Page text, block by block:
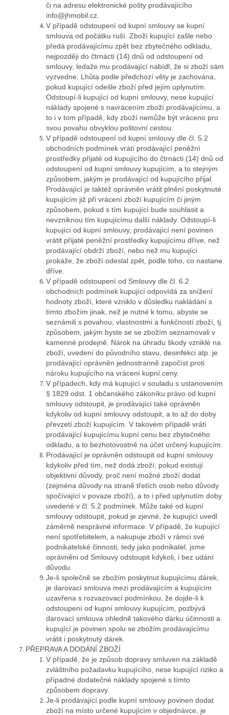
či na adresu elektronické pošty prodávajícího
info@jhmobil.cz.
V případě odstoupení od kupní smlouvy se kupní
smlouva od počátku ruší. Zboží kupující zašle nebo
předá prodávajícímu zpět bez zbytečného odkladu,
nejpozději do čtrnácti (14) dnů od odstoupení od
smlouvy, ledaže mu prodávající nabídl, že si zboží sám
vyzvedne. Lhůta podle předchozí věty je zachována,
pokud kupující odešle zboží před jejím uplynutím.
Odstoupí-li kupující od kupní smlouvy, nese kupující
náklady spojené s navrácením zboží prodávajícímu, a
to i v tom případě, kdy zboží nemůže být vráceno pro
svou povahu obvyklou poštovní cestou.
V případě odstoupení od kupní smlouvy dle čl. 5.2
obchodních podmínek vrátí prodávající peněžní
prostředky přijaté od kupujícího do čtrnácti (14) dnů od
odstoupení od kupní smlouvy kupujícím, a to stejným
způsobem, jakým je prodávající od kupujícího přijal.
Prodávající je taktéž oprávněn vrátit plnění poskytnuté
kupujícím již při vrácení zboží kupujícím či jiným
způsobem, pokud s tím kupující bude souhlasit a
nevzniknou tím kupujícímu další náklady. Odstoupí-li
kupující od kupní smlouvy, prodávající není povinen
vrátit přijaté peněžní prostředky kupujícímu dříve, než
prodávající obdrží zboží, nebo než mu kupující
prokáže, že zboží odeslal zpět, podle toho, co nastane
dříve.
V případě odstoupení od Smlouvy dle čl. 6.2
obchodních podmínek kupující odpovídá za snížení
hodnoty zboží, které vzniklo v důsledku nakládání s
tímto zbožím jinak, než je nutné k tomu, abyste se
seznámili s povahou, vlastnostmi a funkčností zboží, tj.
způsobem, jakým byste se se zbožím seznamovali v
kamenné prodejně. Nárok na úhradu škody vzniklé na
zboží, uvedení do původního stavu, desinfekci atp. je
prodávající oprávněn jednostranně započíst proti
nároku kupujícího na vrácení kupní ceny.
V případech, kdy má kupující v souladu s ustanovením
§ 1829 odst. 1 občanského zákoníku právo od kupní
smlouvy odstoupit, je prodávající také oprávněn
kdykoliv od kupní smlouvy odstoupit, a to až do doby
převzetí zboží kupujícím. V takovém případě vrátí
prodávající kupujícímu kupní cenu bez zbytečného
odkladu, a to bezhotovostně na účet určený kupujícím.
Prodávající je oprávněn odstoupit od kupní smlouvy
kdykoliv před tím, než dodá zboží, pokud existují
objektivní důvody, proč není možné zboží dodat
(zejména důvody na straně třetích osob nebo důvody
spočívající v povaze zboží), a to i před uplynutím doby
uvedené v čl. 5.2 podmínek. Může také od kupní
smlouvy odstoupit, pokud je zjevné, že kupující uvedl
záměrně nesprávné informace. V případě, že kupující
není spotřebitelem, a nakupuje zboží v rámci své
podnikatelské činnosti, tedy jako podnikatel, jsme
oprávněni od Smlouvy odstoupit kdykoli, i bez udání
důvodu.
Je-li společně se zbožím poskytnut kupujícímu dárek,
je darovací smlouva mezi prodávajícím a kupujícím
uzavřena s rozvazovací podmínkou, že dojde-li k
odstoupení od kupní smlouvy kupujícím, pozbývá
darovací smlouva ohledně takového dárku účinnosti a
kupující je povinen spolu se zbožím prodávajícímu
vrátit i poskytnutý dárek.
PŘEPRAVA A DODÁNÍ ZBOŽÍ
V případě, že je způsob dopravy smluven na základě
zvláštního požadavku kupujícího, nese kupující riziko a
případné dodatečné náklady spojené s tímto
způsobem dopravy.
Je-li prodávající podle kupní smlouvy povinen dodat
zboží na místo určené kupujícím v objednávce, je